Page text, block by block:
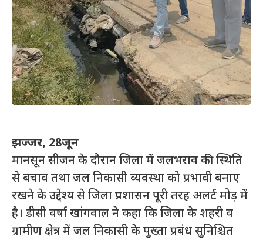
झज्जर, 28जून
मानसून सीजन के दौरान जिला में जलभराव की स्थिति
से बचाव तथा जल निकासी व्यवस्था को प्रभावी बनाए
रखने के उद्देश्य से जिला प्रशासन पूरी तरह अलर्ट मोड़ में
है। डीसी वर्षा खांगवाल ने कहा कि जिला के शहरी व
ग्रामीण क्षेत्र में जल निकासी के पुख्ता प्रबंध सुनिश्चित